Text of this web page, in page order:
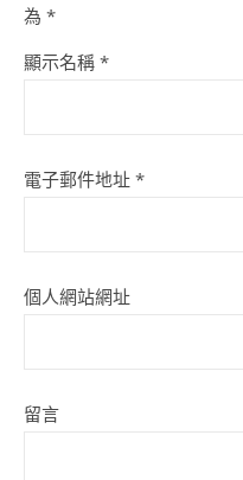
為 *
顯示名稱 *
電子郵件地址 *
個人網站網址
留言